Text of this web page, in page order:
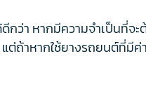
ว่า หากมีความจำเป็นที่จะ
ถ้าหากใช้ยางรถยนต์ที่มี